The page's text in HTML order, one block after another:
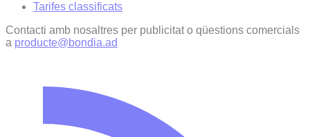
Tarifes classificats
Contacti amb nosaltres per publicitat o qüestions comercials
a producte@bondia.ad